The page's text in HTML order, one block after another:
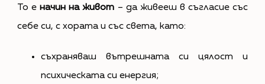
То еначин на живот – да живееш в съгласие със
себе си, с хората и със света, като:
съхраняваш вътрешната си цялост и
психическата си енергия;